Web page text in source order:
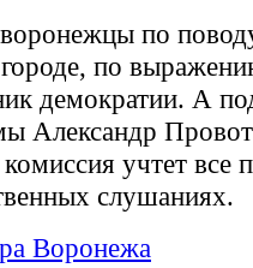
по
по
демократии. А
Александр
учтет все
слушаниях.
Воронежа